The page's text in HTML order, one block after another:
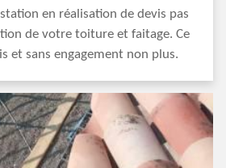
en réalisation de devis pas
de votre toiture et faitage. Ce
et sans engagement non plus.